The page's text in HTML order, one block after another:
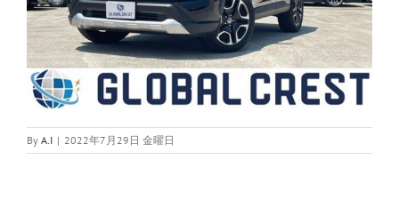
By A.I | 2022年7月29日 金曜日